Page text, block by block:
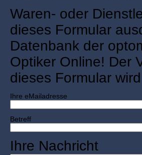
Waren- oder
dieses Formular
Datenbank der
Optiker Online! Der
dieses Formular
Ihre eMailadresse
Betreff
Ihre Nachricht